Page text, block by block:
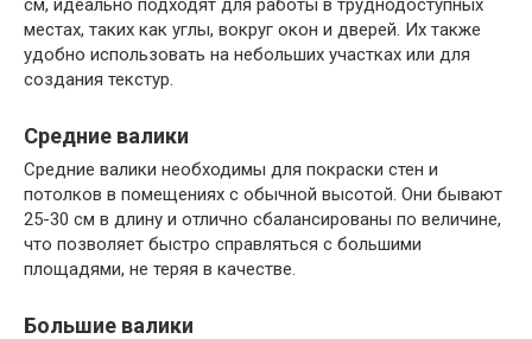
см, идеально подходят для работы в труднодоступных
местах, таких как углы, вокруг окон и дверей. Их также
удобно использовать на небольших участках или для
создания текстур.
Средние валики
Средние валики необходимы для покраски стен и
потолков в помещениях с обычной высотой. Они бывают
25-30 см в длину и отлично сбалансированы по величине,
что позволяет быстро справляться с большими
площадями, не теряя в качестве.
Большие валики